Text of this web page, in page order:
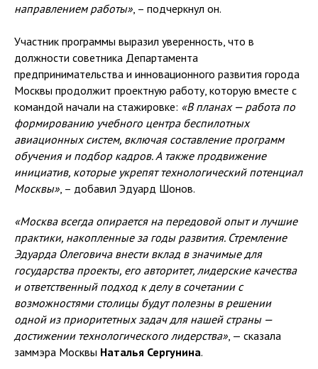
направлением работы», – подчеркнул он.
Участник программы выразил уверенность, что в
должности советника Департамента
предпринимательства и инновационного развития города
Москвы продолжит проектную работу, которую вместе с
командой начали на стажировке: «В планах — работа по
формированию учебного центра беспилотных
авиационных систем, включая составление программ
обучения и подбор кадров. А также продвижение
инициатив, которые укрепят технологический потенциал
Москвы», – добавил Эдуард Шонов.
«Москва всегда опирается на передовой опыт и лучшие
практики, накопленные за годы развития. Стремление
Эдуарда Олеговича внести вклад в значимые для
государства проекты, его авторитет, лидерские качества
и ответственный подход к делу в сочетании с
возможностями столицы будут полезны в решении
одной из приоритетных задач для нашей страны —
достижении технологического лидерства», — сказала
заммэра Москвы Наталья Сергунина.